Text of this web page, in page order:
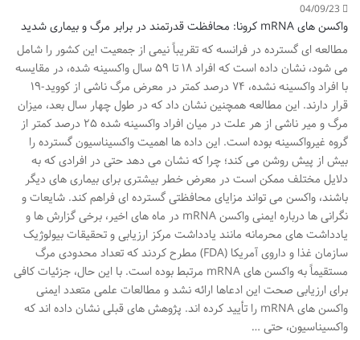
04/09/23
واکسن‌ های mRNA کرونا: محافظت قدرتمند در برابر مرگ و بیماری شدید
مطالعه ای گسترده در فرانسه که تقریباً نیمی از جمعیت این کشور را شامل
می شود، نشان داده است که افراد ۱۸ تا ۵۹ سال واکسینه شده، در مقایسه
با افراد واکسینه نشده، ۷۴ درصد کمتر در معرض مرگ ناشی از کووید-۱۹
قرار دارند. این مطالعه همچنین نشان داد که در طول چهار سال بعد، میزان
مرگ و میر ناشی از هر علت در میان افراد واکسینه شده ۲۵ درصد کمتر از
گروه غیرواکسینه بوده است. این داده ها اهمیت واکسیناسیون گسترده را
بیش از پیش روشن می کند؛ چرا که نشان می دهد حتی در افرادی که به
دلایل مختلف ممکن است در معرض خطر بیشتری برای بیماری های دیگر
باشند، واکسن می تواند مزایای محافظتی گسترده ای فراهم کند. شایعات و
نگرانی ها درباره ایمنی واکسن mRNA در ماه های اخیر، برخی گزارش ها و
یادداشت های محرمانه مانند یادداشت مرکز ارزیابی و تحقیقات بیولوژیک
سازمان غذا و داروی آمریکا (FDA) مطرح کردند که تعداد محدودی مرگ
مستقیماً به واکسن های mRNA مرتبط بوده است. با این حال، جزئیات کافی
برای ارزیابی صحت این ادعاها ارائه نشد و مطالعات علمی متعدد ایمنی
واکسن های mRNA را تأیید کرده اند. پژوهش های قبلی نشان داده اند که
واکسیناسیون، حتی …